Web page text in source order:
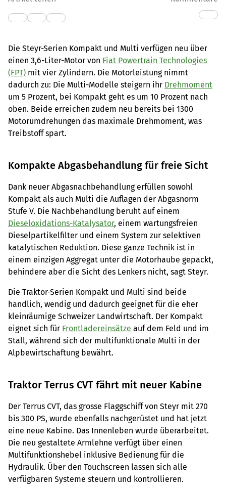
Die Steyr-Serien Kompakt und Multi verfügen neu über
einen 3,6-Liter-Motor von Fiat Powertrain Technologies
(FPT) mit vier Zylindern. Die Motorleistung nimmt
dadurch zu: Die Multi-Modelle steigern ihr Drehmoment
um 5 Prozent, bei Kompakt geht es um 10 Prozent nach
oben. Beide erreichen zudem neu bereits bei 1300
Motorumdrehungen das maximale Drehmoment, was
Treibstoff spart.
Kompakte Abgasbehandlung für freie Sicht
Dank neuer Abgasnachbehandlung erfüllen sowohl
Kompakt als auch Multi die Auflagen der Abgasnorm
Stufe V. Die Nachbehandlung beruht auf einem
Dieseloxidations-Katalysator, einem wartungsfreien
Dieselpartikelfilter und einem System zur selektiven
katalytischen Reduktion. Diese ganze Technik ist in
einem einzigen Aggregat unter die Motorhaube gepackt,
behindere aber die Sicht des Lenkers nicht, sagt Steyr.
Die Traktor-Serien Kompakt und Multi sind beide
handlich, wendig und dadurch geeignet für die eher
kleinräumige Schweizer Landwirtschaft. Der Kompakt
eignet sich für Frontladereinsätze auf dem Feld und im
Stall, während sich der multifunktionale Multi in der
Alpbewirtschaftung bewährt.
Traktor Terrus CVT fährt mit neuer Kabine
Der Terrus CVT, das grosse Flaggschiff von Steyr mit 270
bis 300 PS, wurde ebenfalls nachgerüstet und hat jetzt
eine neue Kabine. Das Innenleben wurde überarbeitet.
Die neu gestaltete Armlehne verfügt über einen
Multifunktionshebel inklusive Bedienung für die
Hydraulik. Über den Touchscreen lassen sich alle
verfügbaren Systeme steuern und kontrollieren.